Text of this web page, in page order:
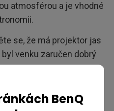
BenQ
atmosférou a je vhodné
se, že má projektor jas
venku zaručen dobrý